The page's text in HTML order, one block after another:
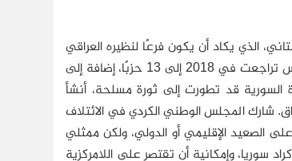
الديمقراطي الكردستاني، الذي يكاد أن يكون فرعًا لنظيره العراقي
الأقدم تاريخًا. في مايو/أيار 2012، التحق بالمجلس أربعة أحزاب أخرى؛ ولكن عدد مكونات المجلس تراجعت في 2018 إلى 13 حزبًا، إضافة إلى
المستقلة. وفي 2015، عندما كانت الثورة السورية قد تطورت إلى ثورة مسلحة، أنشأ
شارك المجلس الوطني الكردي في الائتلاف
الصعيد الإقليمي أو الدولي، ولكن ممثلي
سوريا، وإمكانية أن تقتصر على اللامركزية